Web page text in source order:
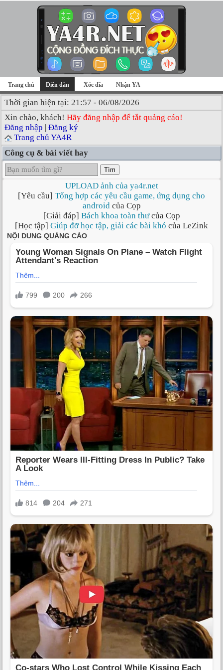
Trang chủ Diễn đàn Xóc đĩa Nhận YA
Thời gian hiện tại: 21:57 - 06/08/2026
Xin chào, khách! Hãy đăng nhập để tắt quảng cáo!
Đăng nhập | Đăng ký
Trang chủ YA4R
Công cụ & bài viết hay
Tìm
UPLOAD ảnh của ya4r.net
[Yêu cầu] Tổng hợp các yêu cầu game, ứng dụng cho
androidcủa Cọp
[Giải đáp] Bách khoa toàn thưcủa Cọp
[Học tập] Giúp đỡ học tập, giải các bài khó của LeZink